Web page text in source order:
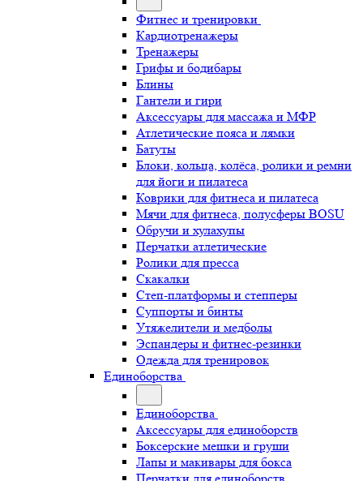
Фитнес и тренировки
Кардиотренажеры
Тренажеры
Грифы и бодибары
Блины
Гантели и гири
Аксессуары для массажа и МФР
Атлетические пояса и лямки
Батуты
Блоки, кольца, колёса, ролики и ремни
для йоги и пилатеса
Коврики для фитнеса и пилатеса
Мячи для фитнеса, полусферы BOSU
Обручи и хулахупы
Перчатки атлетические
Ролики для пресса
Скакалки
Степ-платформы и степперы
Суппорты и бинты
Утяжелители и медболы
Эспандеры и фитнес-резинки
Одежда для тренировок
Единоборства
Единоборства
Аксессуары для единоборств
Боксерские мешки и груши
Лапы и макивары для бокса